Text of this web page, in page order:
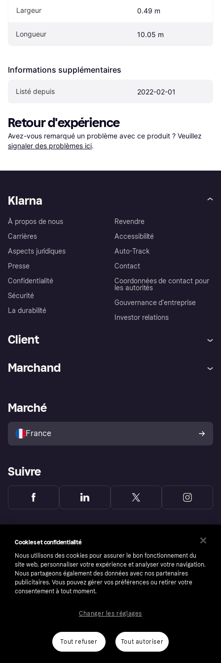
Largeur 0.49 m
Longueur 10.05 m
Informations supplémentaires
Listé depuis 2022-02-01
Retour d'expérience
Avez-vous remarqué un problème avec ce produit ? Veuillez
signaler des problèmes ici.
Klarna
À propos de nous
Carrières
Aspects juridiques
Presse
Confidentialité
Sécurité
La durabilité
Revendre
Accessibilité
Auto-Track
Contact
Coordonnées de contact pour
les autorités
Gouvernance d’entreprise
Investor relations
Client
Explorez les magasins
Politique de protection de
l’acheteur Klarna
Marchand
Portail Marchand
Marché
France
Suivre
number: 556737-0431
ConditionsCookiesKlarna.com
Cookies et confidentialité
Nous utilisons des cookies pour assurer le bon fonctionnement du
site web, personnaliser votre expérience et analyser votre navigation.
Nous partageons également des données avec nos partenaires
publicitaires. Vous pouvez gérer vos préférences ou retirer votre
consentement à tout moment.
Tout refuser Tout autoriser
Changer les réglages